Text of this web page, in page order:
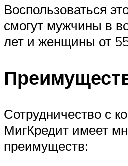
Воспользоваться
смогут мужчины в
лет и женщины от
Сотрудничество с
МигКредит имеет
преимуществ: